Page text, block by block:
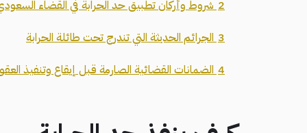
2 شروط وأركان تطبيق حد الحرابة في القضاء
3 الجرائم الحديثة التي تندرج تحت طائلة الحرابة
4 الضمانات القضائية الصارمة قبل إيقاع وتنفيذ